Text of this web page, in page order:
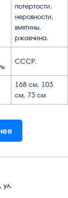
потертости,
неровности,
вмятины,
ржавчина.
СССР.
168 см, 103
см, 73 см
ул.